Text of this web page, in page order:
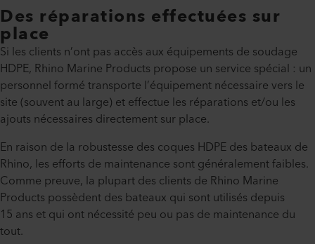
Des réparations effectuées sur
place
Si les clients n’ont pas accès aux équipements de soudage
HDPE, Rhino Marine Products propose un service spécial : un
personnel formé transporte l’équipement nécessaire vers le
site (souvent au large) et effectue les réparations et/ou les
ajouts nécessaires directement sur place.
En raison de la robustesse des coques HDPE des bateaux de
Rhino, les efforts de maintenance sont généralement faibles.
Comme preuve, la plupart des clients de Rhino Marine
Products possèdent des bateaux qui sont utilisés depuis
15 ans et qui ont nécessité peu ou pas de maintenance du
tout.